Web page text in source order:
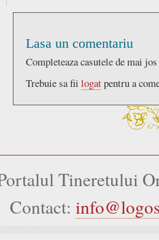
Lasa un comentariu
Completeaza casutele de mai
Trebuie sa fii logatpentru a
Tineretului
Contact: